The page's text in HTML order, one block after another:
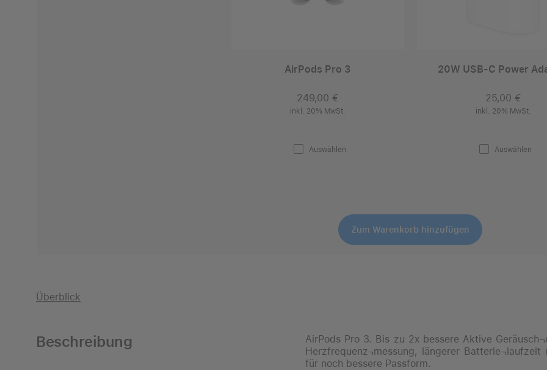
AirPods Pro 3
249,00 €
inkl. 20% MwSt.
Auswählen
20W USB‑C Power
25,00 €
inkl. 20% MwSt.
Auswählen
Zum Warenkorb hinzufügen
Überblick
Beschreibung
AirPods Pro 3. Bis zu 2x bessere Aktive
Herzfrequenz¬messung, längerer
für noch bessere Passform.